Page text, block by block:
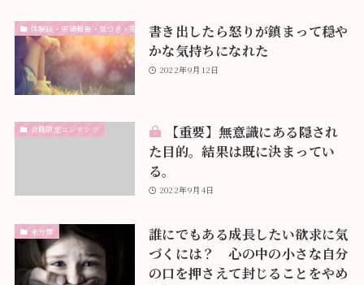
体験談・実績報告・気づき・変化
書き出したら怒りが鎮まって穏や
かな気持ちになれた
2022年9月12日
会員限定コンテンツ
【重要】無意識にある隠され
た目的。結果は既に決まってい
る。
2022年9月4日
未分類
誰にでもある成長したい欲求に気
づくには？ 心の中の小さな自分
の口を押さえて封じることをやめ